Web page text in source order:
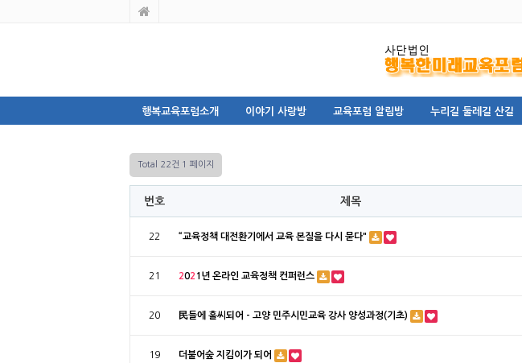
행복교육포럼소개 이야기 사랑방 교육포럼 알림방 누리길 둘레길 산길
Total 22건 1 페이지
번호 제목
22 “교육정책 대전환기에서 교육 본질을 다시 묻다"
21 202 1년 온라인 교육정책 컨퍼런스
20 民들에 홀씨되어 - 고양 민주시민교육 강사 양성과정(기초)
19 더불어숲 지킴이가 되어